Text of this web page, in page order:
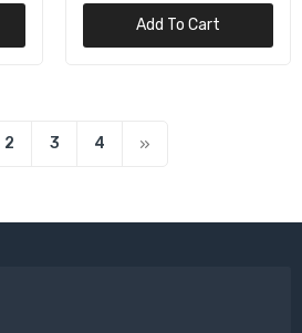
Add To Cart
2 3 4